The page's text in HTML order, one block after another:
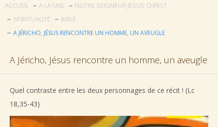
ACCUEIL A LA UNE
NOTRE SEIGNEUR JÉSUS CHRIST
SPIRITUALITÉ
BIBLE
A JÉRICHO, JÉSUS RENCONTRE UN HOMME, UN AVEUGLE
A Jéricho, Jésus rencontre un homme, un aveugle
Quel contraste entre les deux personnages de ce récit ! (Lc
18,35-43)